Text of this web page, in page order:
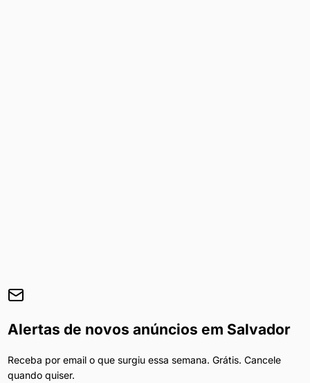
Alertas de novos anúncios em Salvador
Receba por email o que surgiu essa semana. Grátis. Cancele
quando quiser.